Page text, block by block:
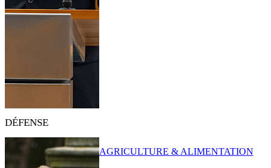
DÉFENSE
AGRICULTURE & ALIMENTATION